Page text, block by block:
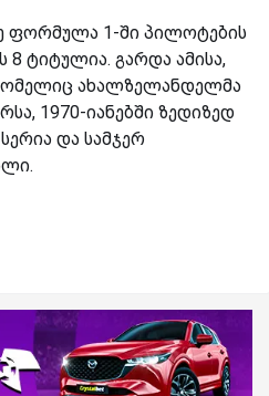
ფორმულა 1-ში პილოტების
ტიტულია. გარდა ამისა,
ახალზელანდელმა
1970-იანებში ზედიზედ
და სამჯერ